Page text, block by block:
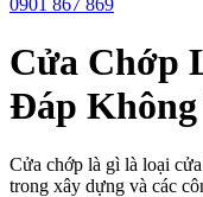
0901 867 869
Cửa Chớp
Đáp Không
Cửa chớp là gì là loại
trong xây dựng và các